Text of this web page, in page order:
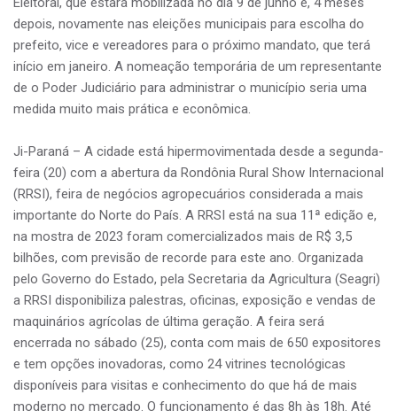
depois, novamente nas eleições municipais para escolha do
prefeito, vice e vereadores para o próximo mandato, que terá
início em janeiro. A nomeação temporária de um representante
de o Poder Judiciário para administrar o município seria uma
medida muito mais prática e econômica.
Ji-Paraná – A cidade está hipermovimentada desde a segunda-
feira (20) com a abertura da Rondônia Rural Show Internacional
(RRSI), feira de negócios agropecuários considerada a mais
importante do Norte do País. A RRSI está na sua 11ª edição e,
na mostra de 2023 foram comercializados mais de R$ 3,5
bilhões, com previsão de recorde para este ano. Organizada
pelo Governo do Estado, pela Secretaria da Agricultura (Seagri)
a RRSI disponibiliza palestras, oficinas, exposição e vendas de
maquinários agrícolas de última geração. A feira será
encerrada no sábado (25), conta com mais de 650 expositores
e tem opções inovadoras, como 24 vitrines tecnológicas
disponíveis para visitas e conhecimento do que há de mais
moderno no mercado. O funcionamento é das 8h às 18h. Até